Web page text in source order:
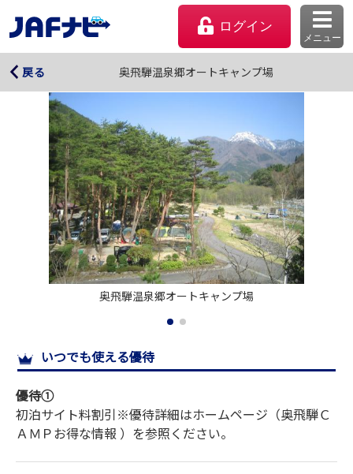
ログイン
メニュー
マイページ
会員優待のご利用方法
サイトマップ
戻る 奥飛騨温泉郷オートキャンプ場
奥飛騨温泉郷オートキャンプ場
奥飛騨温泉郷オートキャンプ場
いつでも使える優待
優待①
初泊サイト料割引※優待詳細はホームページ（奥飛騨Ｃ
ＡＭＰお得な情報 ）を参照ください。